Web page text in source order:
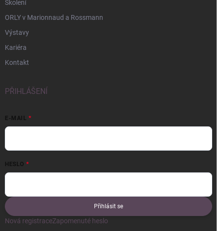
Školení
ORLY v Marionnaud a Rossmann
Výstavy
Kariéra
Kontakt
PŘIHLÁŠENÍ
E-MAIL
HESLO
Přihlásit se
Nová registraceZapomenuté heslo